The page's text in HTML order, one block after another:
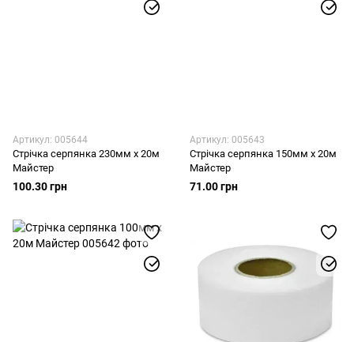
Артикул: 005644
Стрічка серпянка 230мм х 20м
Майстер
100.30 грн
Артикул: 005643
Стрічка серпянка 150мм х 20м
Майстер
71.00 грн